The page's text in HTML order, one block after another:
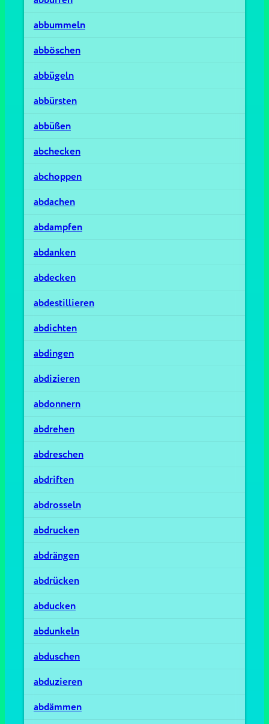
abbummeln
abböschen
abbügeln
abbürsten
abbüßen
abchecken
abchoppen
abdachen
abdampfen
abdanken
abdecken
abdestillieren
abdichten
abdingen
abdizieren
abdonnern
abdrehen
abdreschen
abdriften
abdrosseln
abdrucken
abdrängen
abdrücken
abducken
abdunkeln
abduschen
abduzieren
abdämmen